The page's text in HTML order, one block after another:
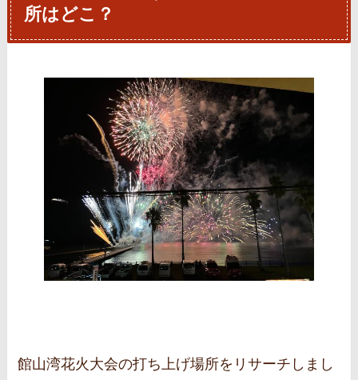
所はどこ？
館山湾花火大会の打ち上げ場所をリサーチしまし